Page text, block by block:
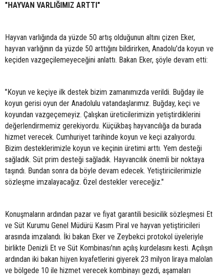
"HAYVAN VARLIĞIMIZ ARTTI"
Hayvan varlığında da yüzde 50 artış olduğunun altını çizen Eker,
hayvan varlığının da yüzde 50 arttığını bildirirken, Anadolu'da koyun ve
keçiden vazgeçilemeyeceğini anlattı. Bakan Eker, şöyle devam etti:
"Koyun ve keçiye ilk destek bizim zamanımızda verildi. Buğday ile
koyun gerisi oyun der Anadolulu vatandaşlarımız. Buğday, keçi ve
koyundan vazgeçemeyiz. Çalışkan üreticilerimizin yetiştirdiklerini
değerlendirmemiz gerekiyordu. Küçükbaş hayvancılığa da burada
hizmet verecek. Cumhuriyet tarihinde koyun ve keçi azalıyordu.
Bizim desteklerimizle koyun ve keçinin üretimi arttı. Yem desteği
sağladık. Süt prim desteği sağladık. Hayvancılık önemli bir noktaya
taşındı. Bundan sonra da böyle devam edecek. Yetiştiricilerimizle
sözleşme imzalayacağız. Özel destekler vereceğiz."
Konuşmaların ardından pazar ve fiyat garantili besicilik sözleşmesi Et
ve Süt Kurumu Genel Müdürü Kasım Piral ve hayvan yetiştiricileri
arasında imzalandı. İki bakan Eker ve Zeybekci protokol üyeleriyle
birlikte Denizli Et ve Süt Kombinası'nın açılış kurdelasını kesti. Açılışın
ardından iki bakan hijyen kıyafetlerini giyerek 23 milyon liraya malolan
ve bölgede 10 ile hizmet verecek kombinayı gezdi, aşamaları